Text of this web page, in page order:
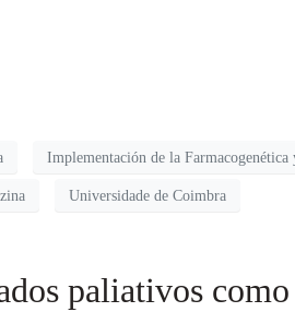
Implementación de la
Universidade de Coimbra
paliativos